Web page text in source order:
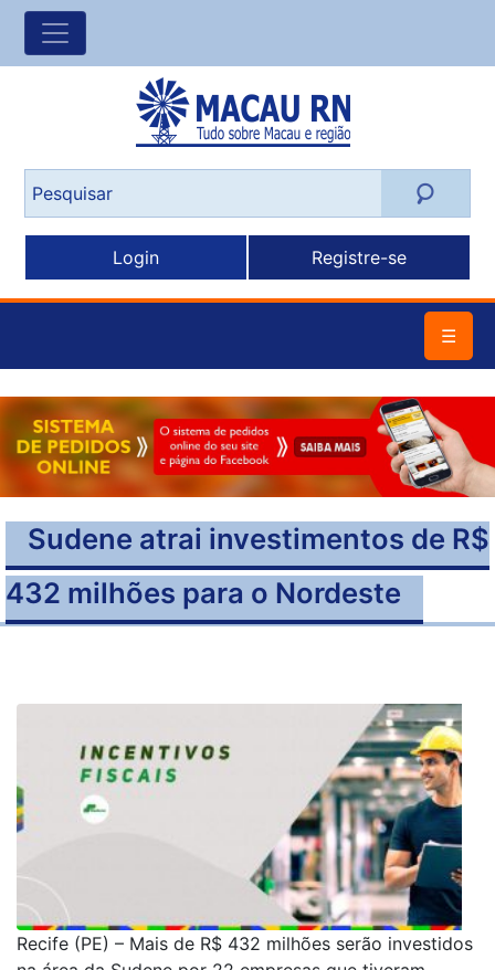
Login Registre-se
☰
Sudene atrai investimentos de R$
432 milhões para o Nordeste
Recife (PE) – Mais de R$ 432 milhões serão investidos